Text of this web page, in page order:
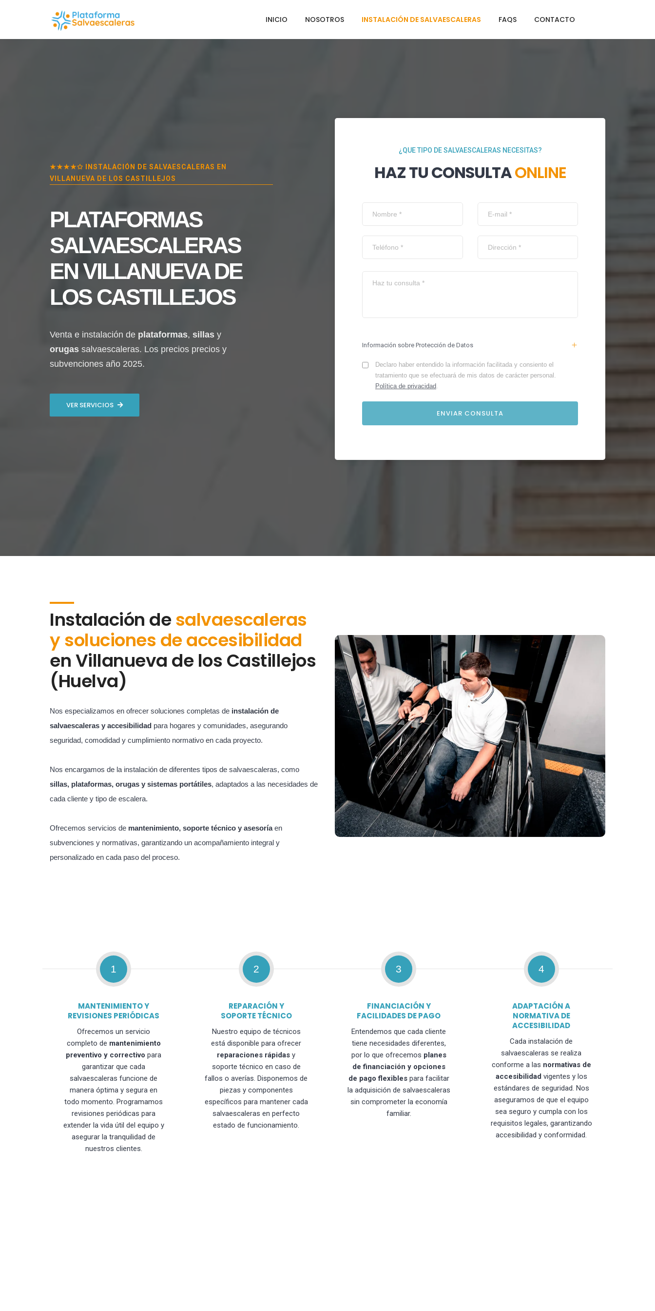
INICIO NOSOTROS INSTALACIÓN DE SALVAESCALERAS FAQS CONTACTO
★★★★✩ INSTALACIÓN DE SALVAESCALERAS EN
VILLANUEVA DE LOS CASTILLEJOS
PLATAFORMAS
SALVAESCALERAS
ENVILLANUEVA DE
LOS CASTILLEJOS
Venta e instalación de plataformas, sillas y
orugas salvaescaleras. Los precios precios y
subvenciones año 2025.
VER SERVICIOS
¿QUE TIPO DE SALVAESCALERAS NECESITAS?
HAZ TU CONSULTAONLINE
Información sobre Protección de Datos
Declaro haber entendido la información facilitada y consiento el
tratamiento que se efectuará de mis datos de carácter personal.
Política de privacidad.
Instalación desalvaescaleras
y soluciones de accesibilidad
enVillanueva de los Castillejos
(Huelva)
Nos especializamos en ofrecer soluciones completas de instalación de
salvaescaleras y accesibilidad para hogares y comunidades, asegurando
seguridad, comodidad y cumplimiento normativo en cada proyecto.
Nos encargamos de la instalación de diferentes tipos de salvaescaleras, como
sillas, plataformas, orugas y sistemas portátiles, adaptados a las necesidades de
cada cliente y tipo de escalera.
Ofrecemos servicios de mantenimiento, soporte técnico y asesoríaen
subvenciones y normativas, garantizando un acompañamiento integral y
personalizado en cada paso del proceso.
1
MANTENIMIENTO Y
REVISIONES PERIÓDICAS
Ofrecemos un servicio
completo de mantenimiento
preventivo y correctivo para
garantizar que cada
salvaescaleras funcione de
manera óptima y segura en
todo momento. Programamos
revisiones periódicas para
extender la vida útil del equipo y
asegurar la tranquilidad de
nuestros clientes.
2
REPARACIÓN Y
SOPORTE TÉCNICO
Nuestro equipo de técnicos
está disponible para ofrecer
reparaciones rápidas y
soporte técnico en caso de
fallos o averías. Disponemos de
piezas y componentes
específicos para mantener cada
salvaescaleras en perfecto
estado de funcionamiento.
3
FINANCIACIÓN Y
FACILIDADES DE PAGO
Entendemos que cada cliente
tiene necesidades diferentes,
por lo que ofrecemos planes
de financiación y opciones
de pago flexiblespara facilitar
la adquisición de salvaescaleras
sin comprometer la economía
familiar.
4
ADAPTACIÓN A
NORMATIVA DE
ACCESIBILIDAD
Cada instalación de
salvaescaleras se realiza
conforme a las normativas de
accesibilidad vigentes y los
estándares de seguridad. Nos
aseguramos de que el equipo
sea seguro y cumpla con los
requisitos legales, garantizando
accesibilidad y conformidad.